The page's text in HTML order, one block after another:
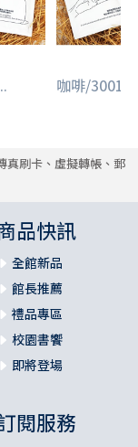
咖啡/3001/
真刷卡、虛擬轉帳、郵
品快訊
全館新品
館長推薦
禮品專區
校園書饗
即將登場
閱服務